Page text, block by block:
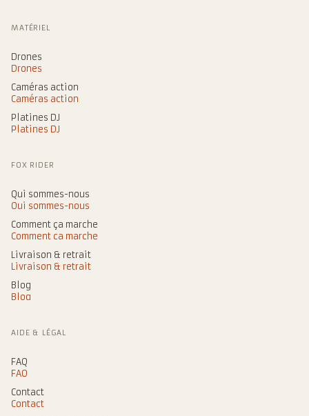
MATÉRIEL
Drones
Drones
Caméras action
Caméras action
Platines DJ
Platines DJ
FOX RIDER
Qui sommes-nous
Qui sommes-nous
Comment ça marche
Comment ça marche
Livraison & retrait
Livraison & retrait
Blog
Blog
AIDE & LÉGAL
FAQ
FAQ
Contact
Contact